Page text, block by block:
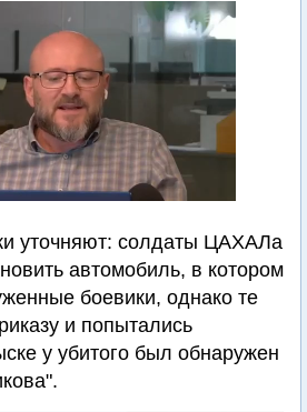
уточняют: солдаты ЦАХАЛа
автомобиль, в котором
боевики, однако те
и попытались
у убитого был обнаружен